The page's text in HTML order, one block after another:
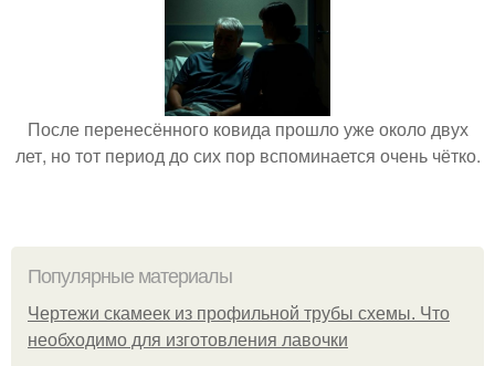
После перенесённого ковида прошло уже около двух
лет, но тот период до сих пор вспоминается очень чётко.
Популярные материалы
Чертежи скамеек из профильной трубы схемы. Что
необходимо для изготовления лавочки